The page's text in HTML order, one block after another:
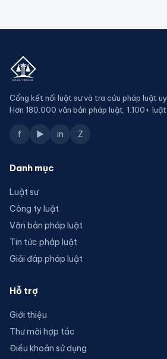
Cổng kết nối luật sư và tra cứu pháp luật
Hơn 180.000 văn bản pháp luật, 1.100+
f ▶ in Z
Danh mục
Luật sư
Công ty luật
Văn bản pháp luật
Tin tức pháp luật
Giải đáp pháp luật
Hỗ trợ
Giới thiệu
Thư mời hợp tác
Điều khoản sử dụng